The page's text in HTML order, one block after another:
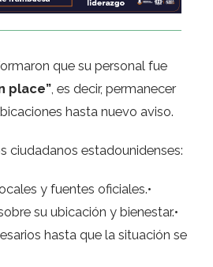
que su personal fue
place”, es decir, permanecer
hasta nuevo aviso.
ciudadanos estadounidenses:
y fuentes oficiales.•
su ubicación y bienestar.•
hasta que la situación se